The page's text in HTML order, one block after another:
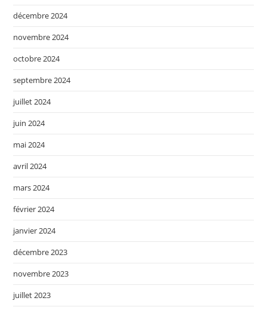
décembre 2024
novembre 2024
octobre 2024
septembre 2024
juillet 2024
juin 2024
mai 2024
avril 2024
mars 2024
février 2024
janvier 2024
décembre 2023
novembre 2023
juillet 2023